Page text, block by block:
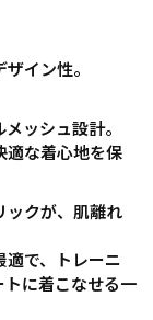
イン性。
ッシュ設計。
適な着心地を保
ックが、肌離れ
で、トレーニ
に着こなせる一